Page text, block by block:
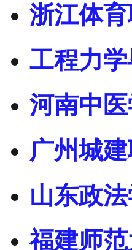
浙江体
工程力
河南中
广州城
山东政
福建师